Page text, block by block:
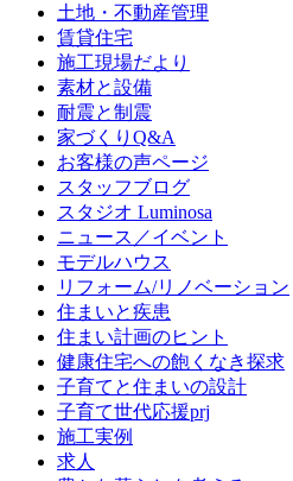
土地・不動産管理
賃貸住宅
施工現場だより
素材と設備
耐震と制震
家づくりQ&A
お客様の声ページ
スタッフブログ
スタジオ Luminosa
ニュース／イベント
モデルハウス
リフォーム/リノベーション
住まいと疾患
住まい計画のヒント
健康住宅への飽くなき探求
子育てと住まいの設計
子育て世代応援prj
施工実例
求人